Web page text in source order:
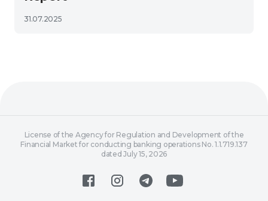
31.07.2025
License of the Agency for Regulation and Development of the
Financial Market for conducting banking operations No. 1.1.719.137
dated July 15, 2026